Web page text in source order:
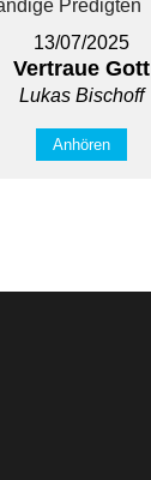
13/07/2025
Vertraue Gott
Lukas Bischoff
Anhören